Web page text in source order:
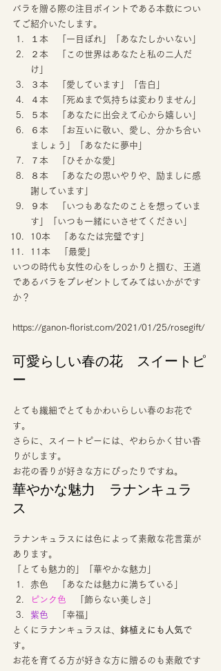
バラを贈る際の注目ポイントである本数につい
てご紹介いたします。
１本　「一目ぼれ」「あなたしかいない」
２本　「この世界はあなたと私の二人だ
け」
３本　「愛しています」「告白」
４本　「死ぬまで気持ちは変わりません」
５本　「あなたに出会えて心から嬉しい」
６本　「お互いに敬い、愛し、分かち合い
ましょう」「あなたに夢中」
７本　「ひそかな愛」
８本　「あなたの思いやりや、励ましに感
謝しています」
９本　「いつもあなたのことを想っていま
す」「いつも一緒にいさせてください」
10本　「あなたは完璧です」
11本　「最愛」
いつの時代も女性の心をしっかりと掴む、王道
であるバラをプレゼントしてみてはいかがです
か？
https://ganon-florist.com/2021/01/25/rosegift/
可愛らしい春の花　スイートピ
ー
とても繊細でとてもかわいらしい春のお花で
す。
さらに、スイートピーには、やわらかく甘い香
りがします。
お花の香りが好きな方にぴったりですね。
華やかな魅力　ラナンキュラ
ス
ラナンキュラスには色によって素敵な花言葉が
あります。
「とても魅力的」「華やかな魅力」
赤色　「あなたは魅力に満ちている」
ピンク色 「飾らない美しさ」
紫色 「幸福」
とくにラナンキュラスは、 鉢植えにも人気で
す。
お花を育てる方が好きな方に贈るのも素敵です